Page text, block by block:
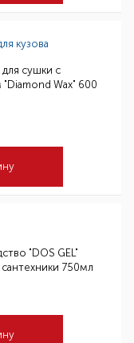
кузова
для сушки с
Wax" 600
"DOS GEL"
750мл